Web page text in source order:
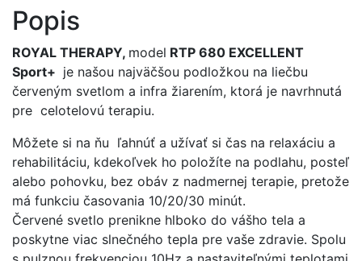
Popis
ROYAL THERAPY, model RTP 680 EXCELLENT
Sport+ je našou najväčšou podložkou na liečbu
červeným svetlom a infra žiarením, ktorá je navrhnutá
pre celotelovú terapiu.
Môžete si na ňu ľahnúť a užívať si čas na relaxáciu a
rehabilitáciu, kdekoľvek ho položíte na podlahu, posteľ
alebo pohovku, bez obáv z nadmernej terapie, pretože
má funkciu časovania 10/20/30 minút.
Červené svetlo prenikne hlboko do vášho tela a
poskytne viac slnečného tepla pre vaše zdravie. Spolu